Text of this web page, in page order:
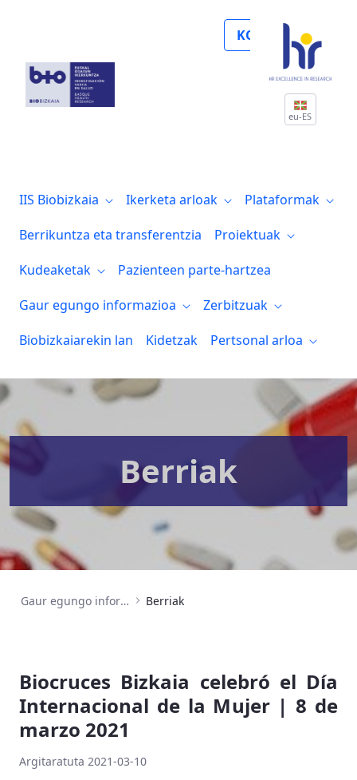
KOLABORATU
eu-ES
IIS Biobizkaia Ikerketa arloak
Plataformak
Berrikuntza eta transferentzia
Proiektuak
Kudeaketak
Pazienteen parte-hartzea
Gaur egungo informazioa
Zerbitzuak
Biobizkaiarekin lan
Kidetzak Pertsonal arloa
Berriak
Gaur egungo informazioa Berriak
Biocruces Bizkaia celebró el Día
Internacional de la Mujer | 8 de
marzo 2021
Argitaratuta 2021-03-10